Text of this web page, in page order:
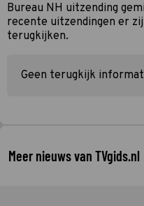
Bureau NH uitzending
recente uitzendingen er
terugkijken.
Geen terugkijk
Meer nieuws van TVgids.nl